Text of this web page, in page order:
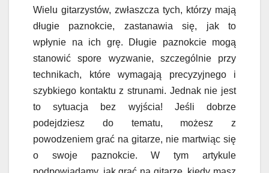
Wielu gitarzystów, zwłaszcza tych, którzy mają
długie paznokcie, zastanawia się, jak to
wpłynie na ich grę. Długie paznokcie mogą
stanowić spore wyzwanie, szczególnie przy
technikach, które wymagają precyzyjnego i
szybkiego kontaktu z strunami. Jednak nie jest
to sytuacja bez wyjścia! Jeśli dobrze
podejdziesz do tematu, możesz z
powodzeniem grać na gitarze, nie martwiąc się
o swoje paznokcie. W tym artykule